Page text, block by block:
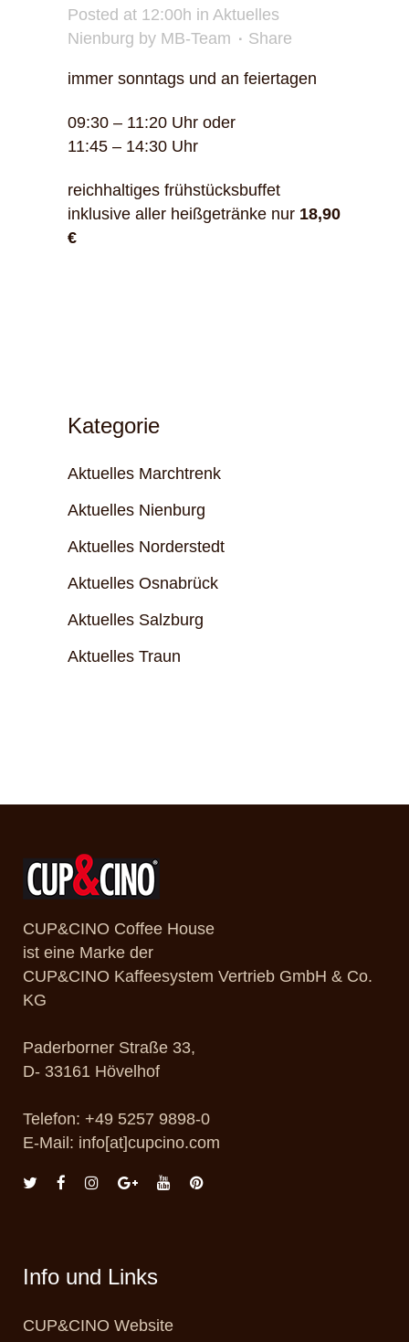
Posted at 12:00h in Aktuelles
Nienburg by MB-Team Share
immer sonntags und an feiertagen
09:30 – 11:20 Uhr oder
11:45 – 14:30 Uhr
reichhaltiges frühstücksbuffet
inklusive aller heißgetränke nur 18,90
€
Kategorie
Aktuelles Marchtrenk
Aktuelles Nienburg
Aktuelles Norderstedt
Aktuelles Osnabrück
Aktuelles Salzburg
Aktuelles Traun
CUP&CINO Coffee House
ist eine Marke der
CUP&CINO Kaffeesystem Vertrieb GmbH & Co.
KG
Paderborner Straße 33,
D- 33161 Hövelhof
Telefon: +49 5257 9898-0
E-Mail: info[at]cupcino.com
Info und Links
CUP&CINO Website